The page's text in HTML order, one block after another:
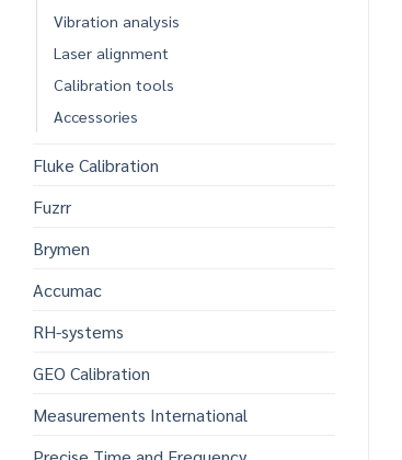
Vibration analysis
Laser alignment
Calibration tools
Accessories
Fluke Calibration
Fuzrr
Brymen
Accumac
RH-systems
GEO Calibration
Measurements International